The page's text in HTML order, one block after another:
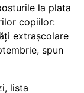
la plata
copiilor:
extrașcolare
spun
lista